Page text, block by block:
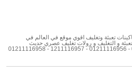
تعبئة وتغليف اقوي موقع في العالم في
و التغليف و رولات تغليف عصري حديث